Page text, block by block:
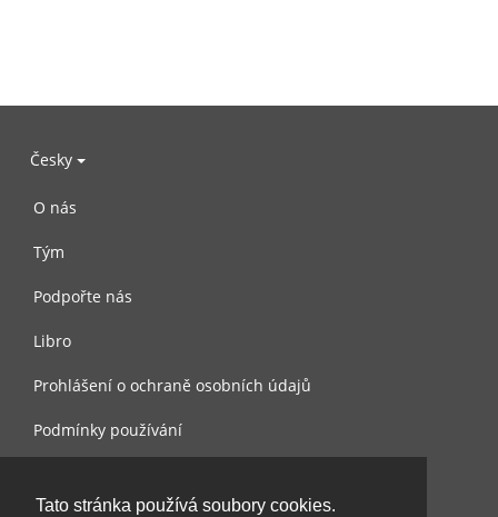
Tato stránka používá soubory cookies.
Česky
O nás
Tým
Podpořte nás
Libro
Prohlášení o ochraně osobních údajů
Podmínky používání